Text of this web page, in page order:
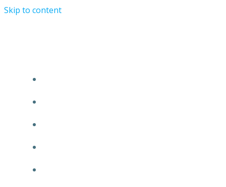
Skip to content